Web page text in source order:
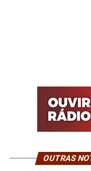
OUTRAS